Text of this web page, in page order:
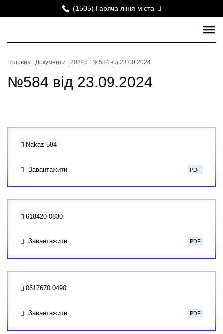
(1505) Гаряча лінія міста
Головна Документи 2024р №584 від 23.09.2024
№584 від 23.09.2024
Nakaz 584
Завантажити PDF
618420 0830
Завантажити PDF
0617670 0490
Завантажити PDF